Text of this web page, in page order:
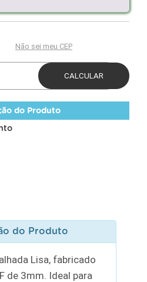
do Produto
do Produto
Lisa, fabricado
de 3mm. Ideal para